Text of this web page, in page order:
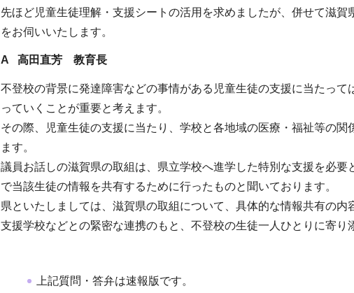
先ほど児童生徒理解・支援シートの活用を求めましたが、併せて滋
をお伺いいたします。
A 高田直芳 教育長
不登校の背景に発達障害などの事情がある児童生徒の支援に当たっ
っていくことが重要と考えます。
その際、児童生徒の支援に当たり、学校と各地域の医療・福祉等の
ます。
議員お話しの滋賀県の取組は、県立学校へ進学した特別な支援を必
で当該生徒の情報を共有するために行ったものと聞いております。
県といたしましては、滋賀県の取組について、具体的な情報共有の
支援学校などとの緊密な連携のもと、不登校の生徒一人ひとりに寄り
上記質問・答弁は速報版です。